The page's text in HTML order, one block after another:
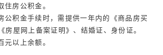
房公积金。
公积金手续时，需提供一年内的《商品房买
屋网上备案证明》、结婚证、身份证。
以上余额。